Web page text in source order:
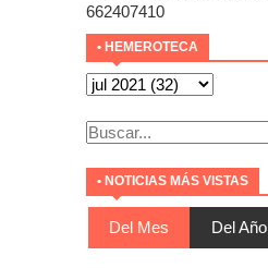
662407410
• HEMEROTECA
• NOTICIAS MÁS VISTAS
Del Mes Del Año